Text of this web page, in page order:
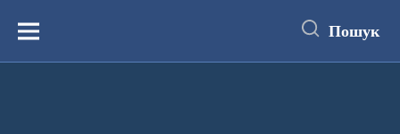
вмістуМеню Пошук